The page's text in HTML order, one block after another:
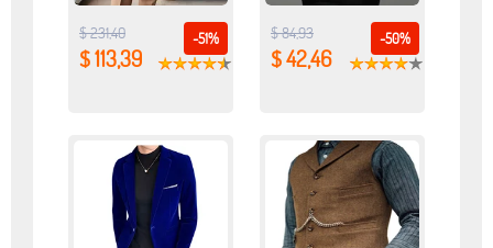
-51%
$ 231,40
$ 113,39
-50%
$ 84,93
$ 42,46